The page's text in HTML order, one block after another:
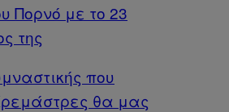
Πορνό με το 23
της
που
θα μας